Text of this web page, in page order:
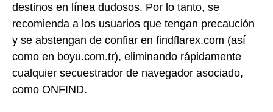
destinos en línea dudosos. Por lo tanto, se
recomienda a los usuarios que tengan precaución
y se abstengan de confiar en findflarex.com (así
como en boyu.com.tr), eliminando rápidamente
cualquier secuestrador de navegador asociado,
como ONFIND.